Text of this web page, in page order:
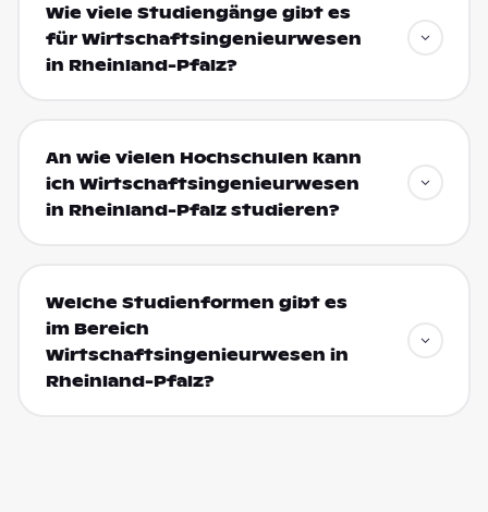
Wie viele Studiengänge gibt es
für Wirtschaftsingenieurwesen
in Rheinland-Pfalz?
An wie vielen Hochschulen kann
ich Wirtschaftsingenieurwesen
in Rheinland-Pfalz studieren?
Welche Studienformen gibt es
im Bereich
Wirtschaftsingenieurwesen in
Rheinland-Pfalz?